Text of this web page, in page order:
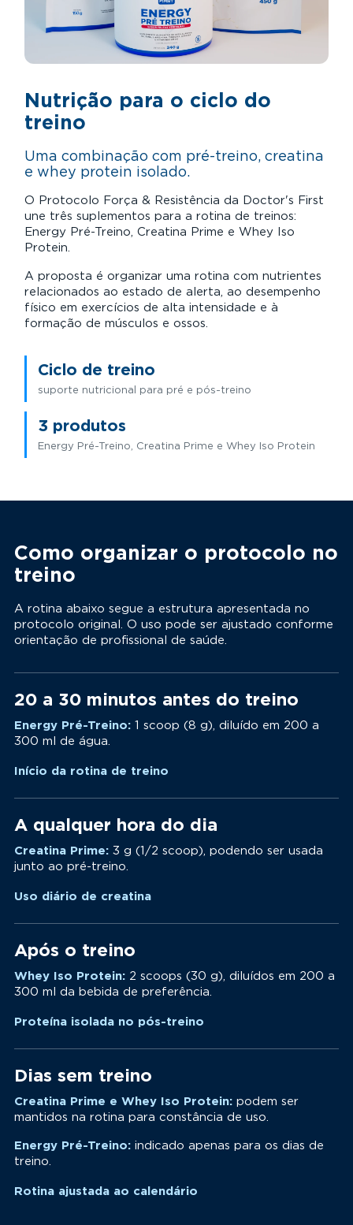
Nutrição para o ciclo do
treino
Uma combinação com pré-treino, creatina
e whey protein isolado.
O Protocolo Força & Resistência da Doctor's First
une três suplementos para a rotina de treinos:
Energy Pré-Treino, Creatina Prime e Whey Iso
Protein.
A proposta é organizar uma rotina com nutrientes
relacionados ao estado de alerta, ao desempenho
físico em exercícios de alta intensidade e à
formação de músculos e ossos.
Ciclo de treino
suporte nutricional para pré e pós-treino
3 produtos
Energy Pré-Treino, Creatina Prime e Whey Iso Protein
Como organizar o protocolo no
treino
A rotina abaixo segue a estrutura apresentada no
protocolo original. O uso pode ser ajustado conforme
orientação de profissional de saúde.
20 a 30 minutos antes do treino
Energy Pré-Treino: 1 scoop (8 g), diluído em 200 a
300 ml de água.
Início da rotina de treino
A qualquer hora do dia
Creatina Prime: 3 g (1/2 scoop), podendo ser usada
junto ao pré-treino.
Uso diário de creatina
Após o treino
Whey Iso Protein: 2 scoops (30 g), diluídos em 200 a
300 ml da bebida de preferência.
Proteína isolada no pós-treino
Dias sem treino
Creatina Prime e Whey Iso Protein: podem ser
mantidos na rotina para constância de uso.
Energy Pré-Treino: indicado apenas para os dias de
treino.
Rotina ajustada ao calendário